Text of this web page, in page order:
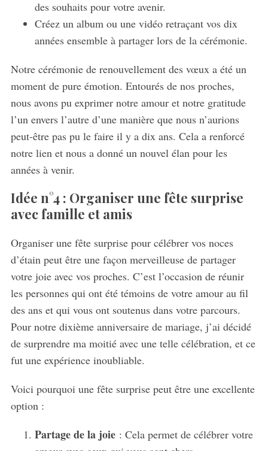
des souhaits pour votre avenir.
Créez un album ou une vidéo retraçant vos dix
années ensemble à partager lors de la cérémonie.
Notre cérémonie de renouvellement des vœux a été un
moment de pure émotion. Entourés de nos proches,
nous avons pu exprimer notre amour et notre gratitude
l’un envers l’autre d’une manière que nous n’aurions
peut-être pas pu le faire il y a dix ans. Cela a renforcé
notre lien et nous a donné un nouvel élan pour les
années à venir.
Idée n°4 : Organiser une fête surprise
avec famille et amis
Organiser une fête surprise pour célébrer vos noces
d’étain peut être une façon merveilleuse de partager
votre joie avec vos proches. C’est l’occasion de réunir
les personnes qui ont été témoins de votre amour au fil
des ans et qui vous ont soutenus dans votre parcours.
Pour notre dixième anniversaire de mariage, j’ai décidé
de surprendre ma moitié avec une telle célébration, et ce
fut une expérience inoubliable.
Voici pourquoi une fête surprise peut être une excellente
option :
Partage de la joie: Cela permet de célébrer votre